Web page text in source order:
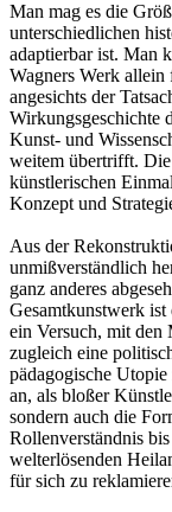
Man mag es die
unterschiedlichen
adaptierbar ist. Man
Wagners Werk allein
angesichts der
Wirkungsgeschichte
Kunst- und
weitem übertrifft.
künstlerischen
Konzept und
Aus der
unmißverständlich
ganz anderes
Gesamtkunstwerk
ein Versuch, mit
zugleich eine
pädagogische
an, als bloßer
sondern auch die
Rollenverständnis
welterlösenden
für sich zu